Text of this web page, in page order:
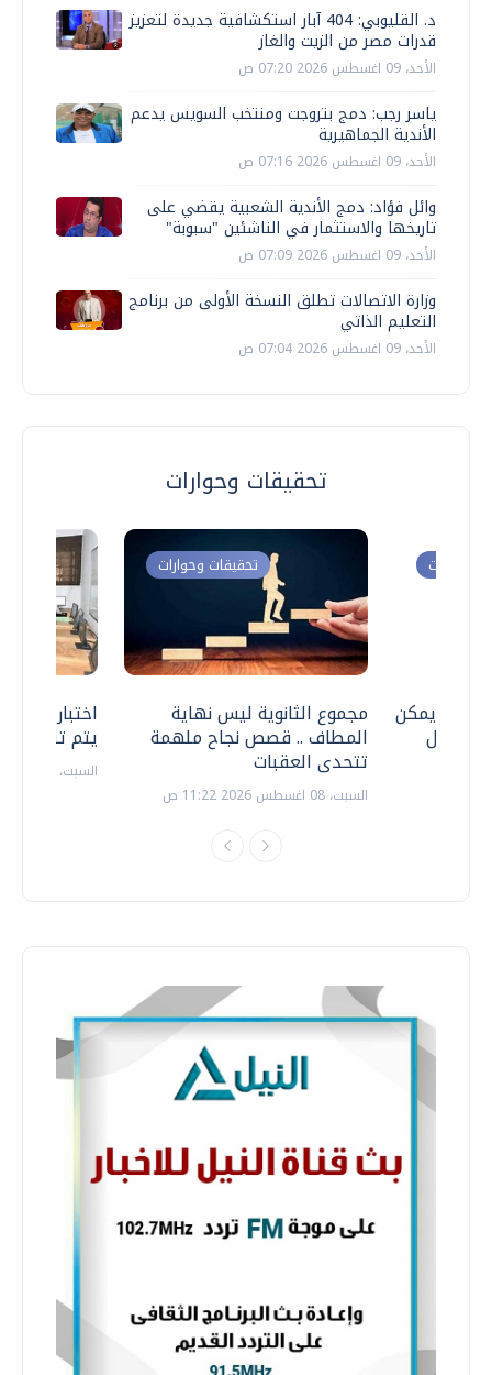
د. القليوبي: 404 آبار استكشافية جديدة لتعزيز
قدرات مصر من الزيت والغاز
الأحد، 09 اغسطس 2026 07:20 ص
ياسر رجب: دمج بتروجت ومنتخب السويس يدعم
الأندية الجماهيرية
الأحد، 09 اغسطس 2026 07:16 ص
وائل فؤاد: دمج الأندية الشعبية يقضي على
تاريخها والاستثمار في الناشئين "سبوبة"
الأحد، 09 اغسطس 2026 07:09 ص
وزارة الاتصالات تطلق النسخة الأولى من برنامج
التعليم الذاتي
الأحد، 09 اغسطس 2026 07:04 ص
تحقيقات وحوارات
اختبارات
يتم
السبت، 18 يوليو 2026 09:22 ص
تحقيقات وحوارات
مجموع الثانوية ليس نهاية
المطاف .. قصص نجاح ملهمة
تتحدى العقبات
السبت، 08 اغسطس 2026 11:22 ص
وحوارات
.. هل يمكن
نتعامل